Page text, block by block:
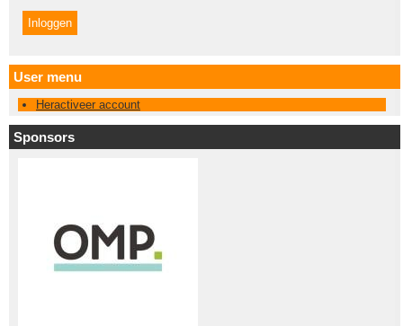
User menu
Heractiveer account
Sponsors